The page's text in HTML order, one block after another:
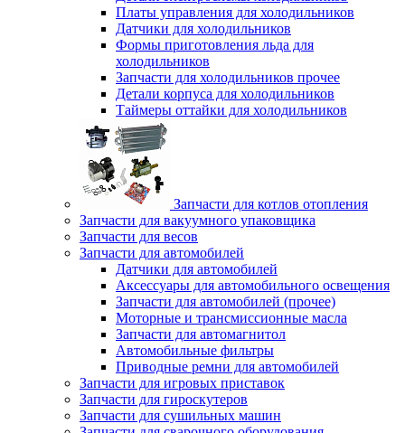
Платы управления для холодильников
Датчики для холодильников
Формы приготовления льда для
холодильников
Запчасти для холодильников прочее
Детали корпуса для холодильников
Таймеры оттайки для холодильников
Запчасти для котлов отопления
Запчасти для вакуумного упаковщика
Запчасти для весов
Запчасти для автомобилей
Датчики для автомобилей
Аксессуары для автомобильного освещения
Запчасти для автомобилей (прочее)
Моторные и трансмиссионные масла
Запчасти для автомагнитол
Автомобильные фильтры
Приводные ремни для автомобилей
Запчасти для игровых приставок
Запчасти для гироскутеров
Запчасти для сушильных машин